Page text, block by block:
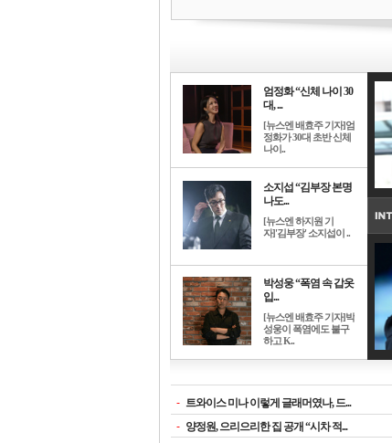
엄정화 “신체 나이 30
대, ...
[뉴스엔 배효주 기자]엄
정화가 30대 초반 신체
나이..
소지섭 “김부장 본명
나도...
[뉴스엔 하지원 기
자]'김부장' 소지섭이 ..
박성웅 “폭염 속 갑옷
입...
[뉴스엔 배효주 기자]박
성웅이 폭염에도 불구
하고 K..
- 트와이스 미나 이렇게 글래머였나, 드...
- 양정원, 으리으리한 집 공개 “시차 적...